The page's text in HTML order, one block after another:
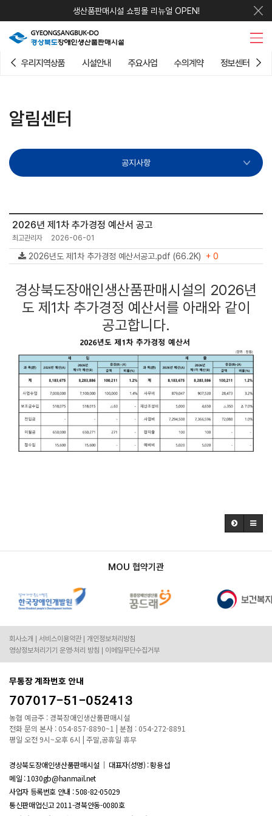
생산품판매시설 쇼핑몰 리뉴얼 OPEN!
우리지역상품 시설안내 주요사업 수의계약 정보센터
알림센터
공지사항
2026년 제1차 추가경정 예산서 공고
최고관리자 2026-06-01
2026년도 제1차 추가경정 예산서공고.pdf (66.2K) + 0
경상북도장애인생산품판매시설의 2026년
도 제1차 추가경정 예산서를 아래와 같이
공고합니다.
MOU 협약기관
회사소개 서비스이용약관
개인정보처리방침
영상정보처리기기 운영·처리 방침
이메일무단수집거부
무통장 계좌번호 안내
707017-51-052413
농협 예금주 : 경북장애인생산품판매시설
전화 문의 본사 : 054-857-8890~1 | 분점 : 054-272-8891
평일 오전 9시~오후 6시 | 주말,공휴일 휴무
경상북도장애인생산품판매시설
대표자(성명) : 황용섭
메일 : 1030gb@hanmail.net
사업자 등록번호 안내 :508-82-05029
통신판매업신고 2011-경북안동-0080호